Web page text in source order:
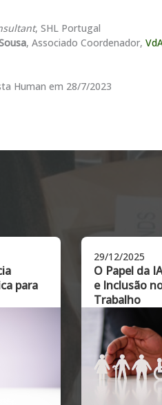
, SHL Portugal
, Associado Coordenador,
Human em 28/7/2023
de
a
06/11/2025